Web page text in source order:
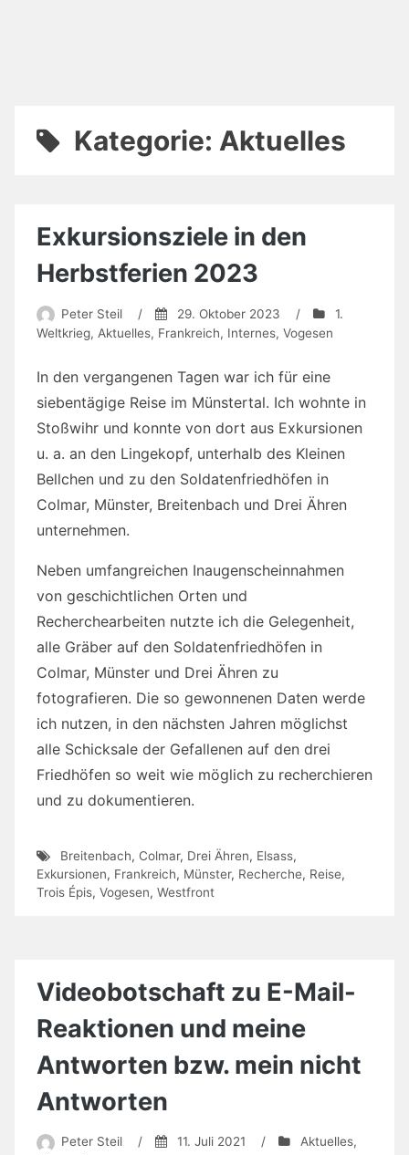
Kategorie: Aktuelles
Exkursionsziele in den
Herbstferien 2023
Peter Steil / 29. Oktober 2023 /
1.
Weltkrieg, Aktuelles, Frankreich, Internes, Vogesen
In den vergangenen Tagen war ich für eine
siebentägige Reise im Münstertal. Ich wohnte in
Stoßwihr und konnte von dort aus Exkursionen
u. a. an den Lingekopf, unterhalb des Kleinen
Bellchen und zu den Soldatenfriedhöfen in
Colmar, Münster, Breitenbach und Drei Ähren
unternehmen.
Neben umfangreichen Inaugenscheinnahmen
von geschichtlichen Orten und
Recherchearbeiten nutzte ich die Gelegenheit,
alle Gräber auf den Soldatenfriedhöfen in
Colmar, Münster und Drei Ähren zu
fotografieren. Die so gewonnenen Daten werde
ich nutzen, in den nächsten Jahren möglichst
alle Schicksale der Gefallenen auf den drei
Friedhöfen so weit wie möglich zu recherchieren
und zu dokumentieren.
Breitenbach, Colmar, Drei Ähren, Elsass,
Exkursionen, Frankreich, Münster, Recherche, Reise,
Trois Épis, Vogesen, Westfront
Videobotschaft zu E-Mail-
Reaktionen und meine
Antworten bzw. mein nicht
Antworten
Peter Steil / 11. Juli 2021 / Aktuelles,